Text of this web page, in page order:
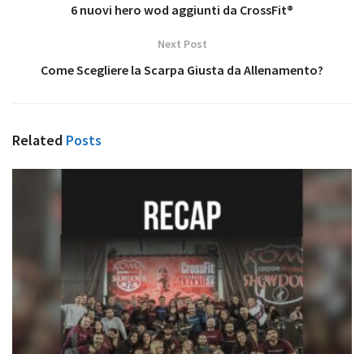
6 nuovi hero wod aggiunti da CrossFit®
Next Post
Come Scegliere la Scarpa Giusta da Allenamento?
Related Posts